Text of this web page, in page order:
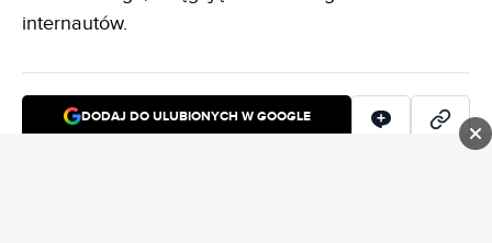
internautów.
DODAJ DO ULUBIONYCH W GOOGLE